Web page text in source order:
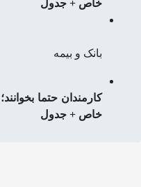
خاص + جدول
بانک و بیمه
کارمندان حتما
خاص + جدول